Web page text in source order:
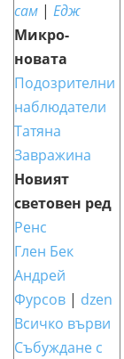
сам | Едж
Микро-
новата
Подозрителни
наблюдатели
Татяна
Завражина
Новият
световен ред
Ренс
Глен Бек
Андрей
Фурсов | dzen
Всичко върви
Събуждане с